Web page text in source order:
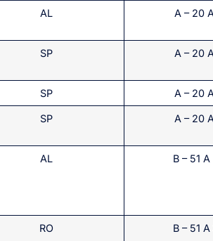
AL A – 20
SP A – 20
SP A – 20
SP A – 20
AL B – 51
RO B – 51